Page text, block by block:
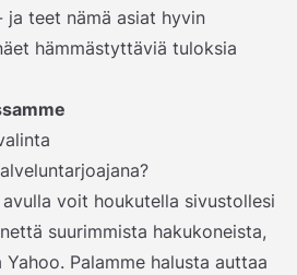
ja teet nämä asiat hyvin
hämmästyttäviä tuloksia
voit houkutella sivustollesi
suurimmista hakukoneista,
Palamme halusta auttaa